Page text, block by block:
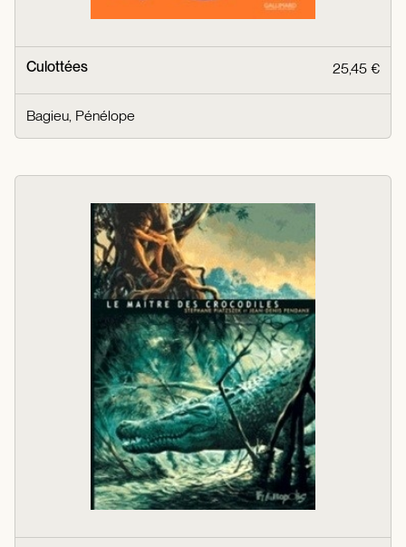
Culottées 25,45 €
Bagieu, Pénélope